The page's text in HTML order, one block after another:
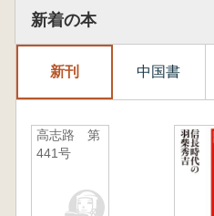
新着の本
新刊 中国書
高志路 第
441号